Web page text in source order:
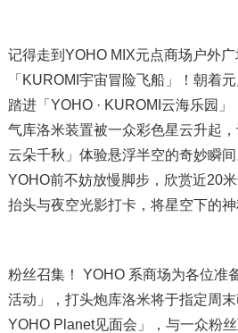
记得走到YOHO MIX元点商场户外
「KUROMI宇宙冒险飞船」！朝着
踏进「YOHO · KUROMI云海乐园
气库洛米装置被一众彩色星云升起
云朵千秋」体验悬浮半空的奇妙瞬
YOHO前不妨放慢脚步，欣赏近20
抬头与夜空光影打卡，将星空下的神
粉丝召集！ YOHO 系商场为各位准
活动」，打头炮库洛米将于指定周
YOHO Planet见面会」，与一众粉